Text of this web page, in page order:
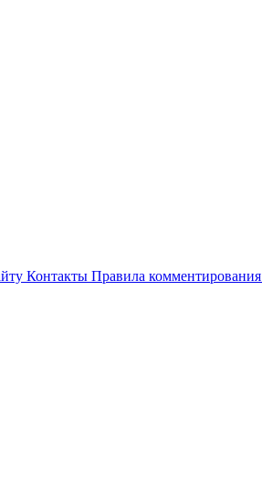
Контакты Правила комментирования